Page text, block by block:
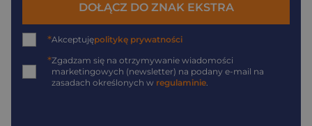
DOŁĄCZ DO ZNAK EKSTRA
*Akceptujępolitykę prywatności
*Zgadzam się na otrzymywanie wiadomości
marketingowych (newsletter) na podany e-mail na
zasadach określonych w regulaminie.